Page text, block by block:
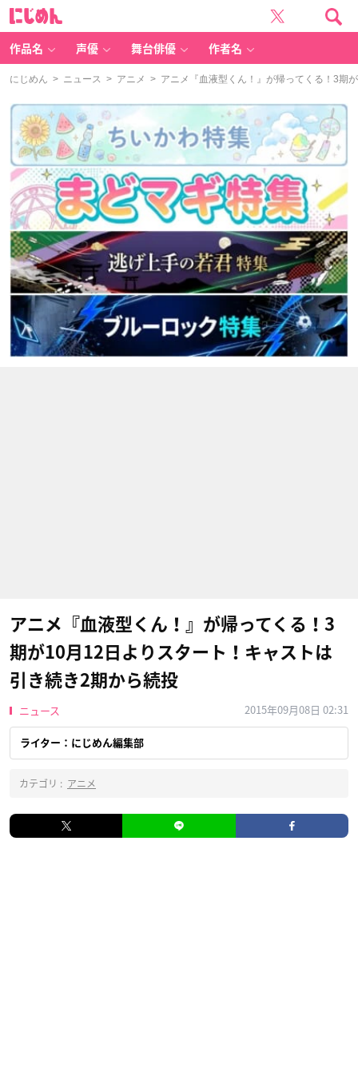
作品名 声優 舞台俳優 作者名
にじめん > ニュース > アニメ > アニメ『血液型くん！』が帰ってくる！3期
アニメ『血液型くん！』が帰ってくる！3
期が10月12日よりスタート！キャストは
引き続き2期から続投
ニュース 2015年09月08日 02:31
ライター：にじめん編集部
カテゴリ : アニメ